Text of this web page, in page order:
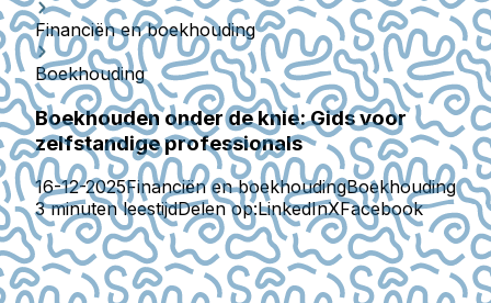
Financiën en boekhouding
Boekhouding
Boekhouden onder de knie: Gids voor
zelfstandige professionals
16-12-2025Financiën en boekhoudingBoekhouding
3 minuten leestijdDelen op:LinkedInXFacebook